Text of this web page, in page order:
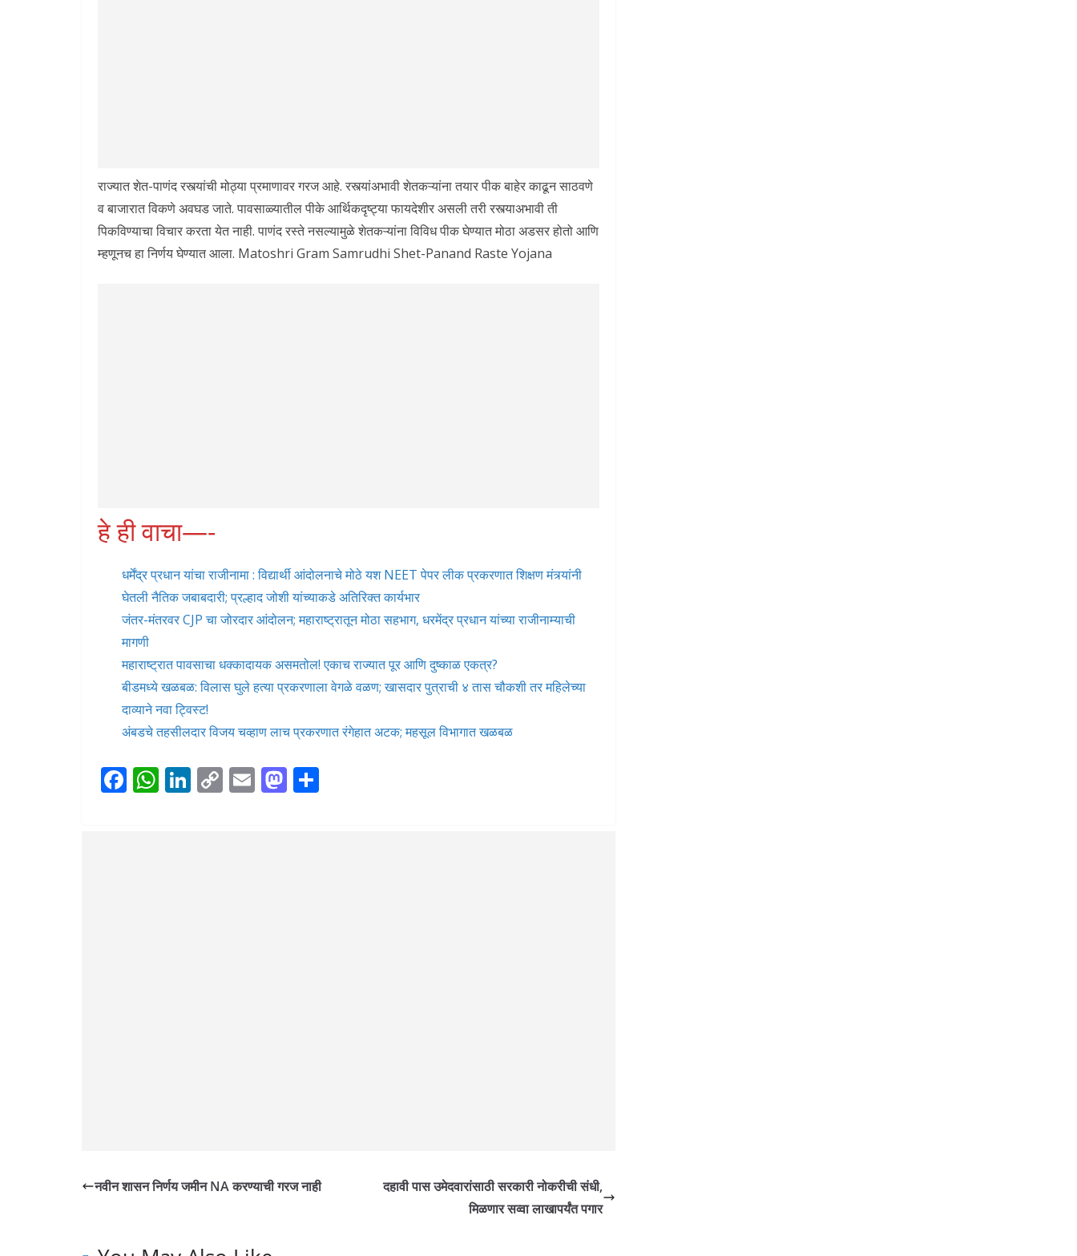
राज्यात शेत-पाणंद रस्त्यांची मोठ्या प्रमाणावर गरज आहे. रस्त्यांअभावी शेतकऱ्यांना तयार पीक बाहेर काढून साठवणे
व बाजारात विकणे अवघड जाते. पावसाळ्यातील पीके आर्थिकदृष्ट्या फायदेशीर असली तरी रस्त्याअभावी ती
पिकविण्याचा विचार करता येत नाही. पाणंद रस्ते नसल्यामुळे शेतकऱ्यांना विविध पीक घेण्यात मोठा अडसर होतो आणि
म्हणूनच हा निर्णय घेण्यात आला. Matoshri Gram Samrudhi Shet-Panand Raste Yojana
हे ही वाचा—-
धर्मेंद्र प्रधान यांचा राजीनामा : विद्यार्थी आंदोलनाचे मोठे यश NEET पेपर लीक प्रकरणात शिक्षण मंत्र्यांनी
घेतली नैतिक जबाबदारी; प्रल्हाद जोशी यांच्याकडे अतिरिक्त कार्यभार
जंतर-मंतरवर CJP चा जोरदार आंदोलन; महाराष्ट्रातून मोठा सहभाग, धरमेंद्र प्रधान यांच्या राजीनाम्याची
मागणी
महाराष्ट्रात पावसाचा धक्कादायक असमतोल! एकाच राज्यात पूर आणि दुष्काळ एकत्र?
बीडमध्ये खळबळ: विलास घुले हत्या प्रकरणाला वेगळे वळण; खासदार पुत्राची ४ तास चौकशी तर महिलेच्या
दाव्याने नवा ट्विस्ट!
अंबडचे तहसीलदार विजय चव्हाण लाच प्रकरणात रंगेहात अटक; महसूल विभागात खळबळ
F W Li C E M
नवीन शासन निर्णय जमीन NA करण्याची गरज नाही
दहावी पास उमेदवारांसाठी सरकारी नोकरीची संधी,
मिळणार सव्वा लाखापर्यंत पगार